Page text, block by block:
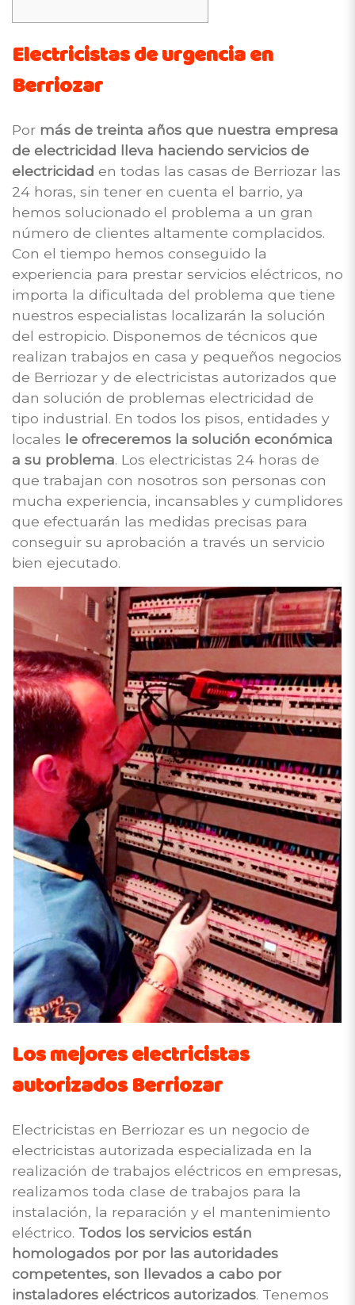
Electricistas de urgencia en
Berriozar
Por más de treinta años que nuestra empresa
de electricidad lleva haciendo servicios de
electricidad en todas las casas de Berriozar las
24 horas, sin tener en cuenta el barrio, ya
hemos solucionado el problema a un gran
número de clientes altamente complacidos.
Con el tiempo hemos conseguido la
experiencia para prestar servicios eléctricos, no
importa la dificultada del problema que tiene
nuestros especialistas localizarán la solución
del estropicio. Disponemos de técnicos que
realizan trabajos en casa y pequeños negocios
de Berriozar y de electricistas autorizados que
dan solución de problemas electricidad de
tipo industrial. En todos los pisos, entidades y
locales le ofreceremos la solución económica
a su problema. Los electricistas 24 horas de
que trabajan con nosotros son personas con
mucha experiencia, incansables y cumplidores
que efectuarán las medidas precisas para
conseguir su aprobación a través un servicio
bien ejecutado.
Los mejores electricistas
autorizados Berriozar
Electricistas en Berriozar es un negocio de
electricistas autorizada especializada en la
realización de trabajos eléctricos en empresas,
realizamos toda clase de trabajos para la
instalación, la reparación y el mantenimiento
eléctrico. Todos los servicios están
homologados por por las autoridades
competentes, son llevados a cabo por
instaladores eléctricos autorizados. Tenemos